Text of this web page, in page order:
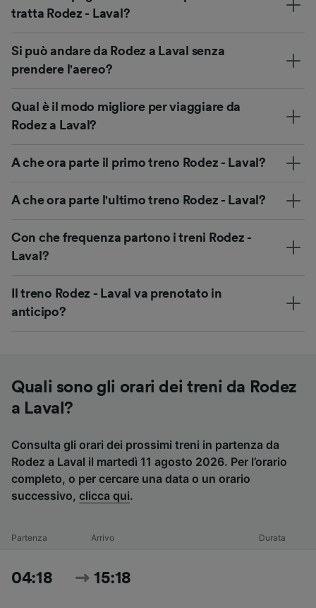
tratta Rodez - Laval?
Si può andare da Rodez a Laval senza
prendere l'aereo?
Qual è il modo migliore per viaggiare da
Rodez a Laval?
A che ora parte il primo treno Rodez - Laval?
A che ora parte l'ultimo treno Rodez - Laval?
Con che frequenza partono i treni Rodez -
Laval?
Il treno Rodez - Laval va prenotato in
anticipo?
Quali sono gli orari dei treni da Rodez
a Laval?
Consulta gli orari dei prossimi treni in partenza da
Rodez a Laval il martedì 11 agosto 2026. Per l’orario
completo, o per cercare una data o un orario
successivo, clicca qui.
Partenza Arrivo Durata
04:18 15:18